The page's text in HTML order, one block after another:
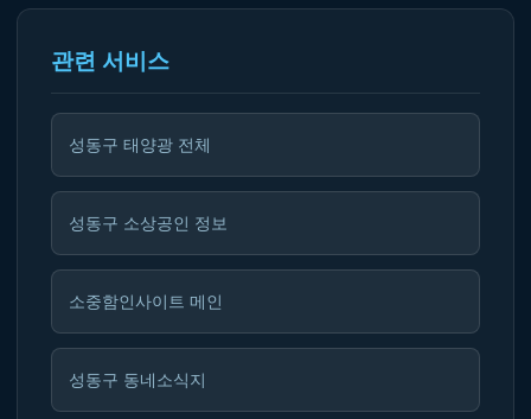
관련 서비스
성동구 태양광 전체
성동구 소상공인 정보
소중함인사이트 메인
성동구 동네소식지